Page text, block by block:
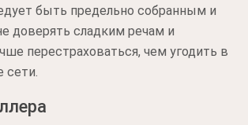
быть предельно собранным и
доверять сладким речам и
перестраховаться, чем угодить в
сети.